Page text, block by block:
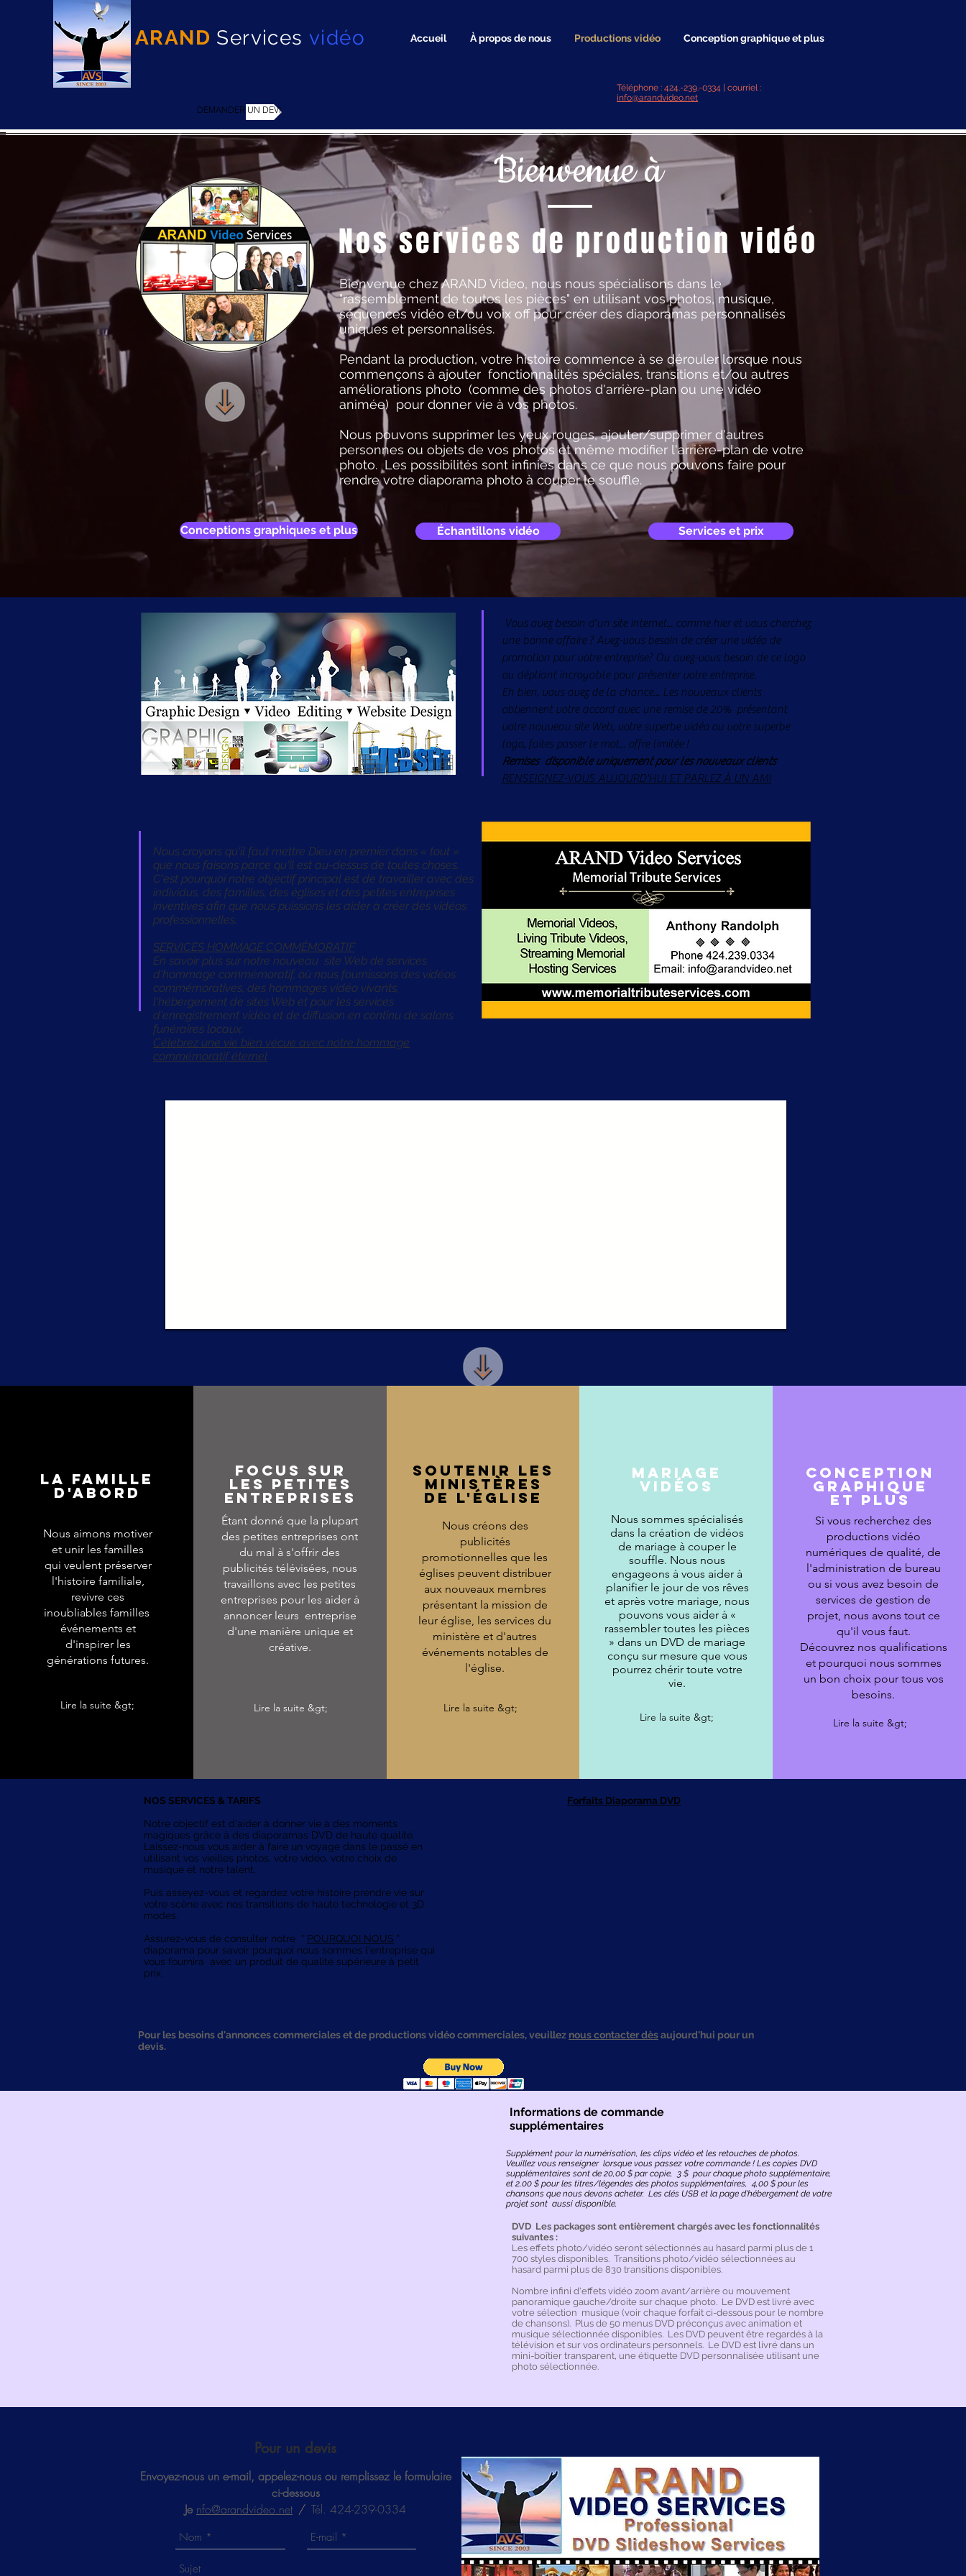
ARAND Services vidéo
DEMANDER UN DEVIS
Accueil À propos de nous Productions vidéo Conception graphique et plus
Téléphone : 424.-239.-0334 | courriel :
info@arandvideo.net
Conceptions graphiques et plus
Bienvenue à
Nos services de production vidéo
Bienvenue chez ARAND Video, nous nous spécialisons dans le
"rassemblement de toutes les pièces" en utilisant vos photos, musique,
séquences vidéo et/ou voix off pour créer des diaporamas personnalisés
uniques et personnalisés.
Pendant la production, votre histoire commence à se dérouler lorsque nous
commençons à ajouter fonctionnalités spéciales, transitions et/ou autres
améliorations photo (comme des photos d'arrière-plan ou une vidéo
animée) pour donner vie à vos photos.
Nous pouvons supprimer les yeux rouges, ajouter/supprimer d'autres
personnes ou objets de vos photos et même modifier l'arrière-plan de votre
photo. Les possibilités sont infinies dans ce que nous pouvons faire pour
rendre votre diaporama photo à couper le souffle.
Échantillons vidéo Services et prix
Vous avez besoin d'un site internet... comme hier et vous cherchez
une bonne affaire ? Avez-vous besoin de créer une vidéo de
promotion pour votre entreprise? Ou avez-vous besoin de ce logo
ou dépliant incroyable pour présenter votre entreprise.
Eh bien, vous avez de la chance... Les nouveaux clients
obtiennent votre accord avec une remise de 20% présentant
votre nouveau site Web, votre superbe vidéo ou votre superbe
logo, faites passer le mot... offre limitée !
Remises disponible uniquement pour les nouveaux clients
RENSEIGNEZ-VOUS AUJOURD'HUI ET PARLEZ À UN AMI
Nous croyons qu'il faut mettre Dieu en premier dans « tout »
que nous faisons parce qu'il est au-dessus de toutes choses.
C'est pourquoi notre objectif principal est de travailler avec des
individus, des familles, des églises et des petites entreprises
inventives afin que nous puissions les aider à créer des vidéos
professionnelles.
SERVICES HOMMAGE COMMÉMORATIF
En savoir plus sur notre nouveau site Web de services
d'hommage commémoratif, où nous fournissons des vidéos
commémoratives, des hommages vidéo vivants,
l'hébergement de sites Web et pour les services
d'enregistrement vidéo et de diffusion en continu de salons
funéraires locaux.
Célébrez une vie bien vécue avec notre hommage
commémoratif éternel
LA FAMILLE
D'ABORD
Nous aimons motiver
et unir les familles
qui veulent préserver
l'histoire familiale,
revivre ces
inoubliables familles
événements et
d'inspirer les
générations futures.
Lire la suite &gt;
Focus sur
les petites
entreprises
Étant donné que la plupart
des petites entreprises ont
du mal à s'offrir des
publicités télévisées, nous
travaillons avec les petites
entreprises pour les aider à
annoncer leurs entreprise
d'une manière unique et
créative.
Lire la suite &gt;
Soutenir les
ministères
de l'Église
Nous créons des
publicités
promotionnelles que les
églises peuvent distribuer
aux nouveaux membres
présentant la mission de
leur église, les services du
ministère et d'autres
événements notables de
l'église.
Lire la suite &gt;
Mariage
vidéos
Nous sommes spécialisés
dans la création de vidéos
de mariage à couper le
souffle. Nous nous
engageons à vous aider à
planifier le jour de vos rêves
et après votre mariage, nous
pouvons vous aider à «
rassembler toutes les pièces
» dans un DVD de mariage
conçu sur mesure que vous
pourrez chérir toute votre
vie.
Lire la suite &gt;
CONCEPTION
GRAPHIQUE
ET PLUS
Si vous recherchez des
productions vidéo
numériques de qualité, de
l'administration de bureau
ou si vous avez besoin de
services de gestion de
projet, nous avons tout ce
qu'il vous faut.
Découvrez nos qualifications
et pourquoi nous sommes
un bon choix pour tous vos
besoins.
Lire la suite &gt;
NOS SERVICES & TARIFS
Notre objectif est d'aider à donner vie à des moments
magiques grâce à des diaporamas DVD de haute qualité.
Laissez-nous vous aider à faire un voyage dans le passé en
utilisant vos vieilles photos, votre vidéo, votre choix de
musique et notre talent.
Puis asseyez-vous et regardez votre histoire prendre vie sur
votre scène avec nos transitions de haute technologie et 3D
modes.
Assurez-vous de consulter notre " POURQUOI NOUS "
diaporama pour savoir pourquoi nous sommes l'entreprise qui
vous fournira avec un produit de qualité supérieure à petit
prix.
Forfaits Diaporama DVD
Pour les besoins d'annonces commerciales et de productions vidéo commerciales, veuillez nous contacter dèsaujourd'hui pour un
devis.
Informations de commande
supplémentaires
Supplément pour la numérisation, les clips vidéo et les retouches de photos.
Veuillez vous renseigner lorsque vous passez votre commande ! Les copies DVD
supplémentaires sont de 20,00 $ par copie, 3 $ pour chaque photo supplémentaire,
et 2,00 $ pour les titres/légendes des photos supplémentaires, 4,00 $ pour les
chansons que nous devons acheter. Les clés USB et la page d'hébergement de votre
projet sont aussi disponible.
DVD Les packages sont entièrement chargés avec les fonctionnalités
suivantes :
Les effets photo/vidéo seront sélectionnés au hasard parmi plus de 1
700 styles disponibles. Transitions photo/vidéo sélectionnées au
hasard parmi plus de 830 transitions disponibles.
Nombre infini d'effets vidéo zoom avant/arrière ou mouvement
panoramique gauche/droite sur chaque photo. Le DVD est livré avec
votre sélection musique (voir chaque forfait ci-dessous pour le nombre
de chansons). Plus de 50 menus DVD préconçus avec animation et
musique sélectionnée disponibles. Les DVD peuvent être regardés à la
télévision et sur vos ordinateurs personnels. Le DVD est livré dans un
mini-boîtier transparent, une étiquette DVD personnalisée utilisant une
photo sélectionnée.
Pour un devis
Envoyez-nous un e-mail, appelez-nous ou remplissez le formulaire
ci-dessous
Je nfo@arandvideo.net / Tél. 424-239-0334